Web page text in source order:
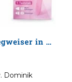
Der Presense Frühtest: Dein Wegweiser in der Frühschwangerschaft
Dominik